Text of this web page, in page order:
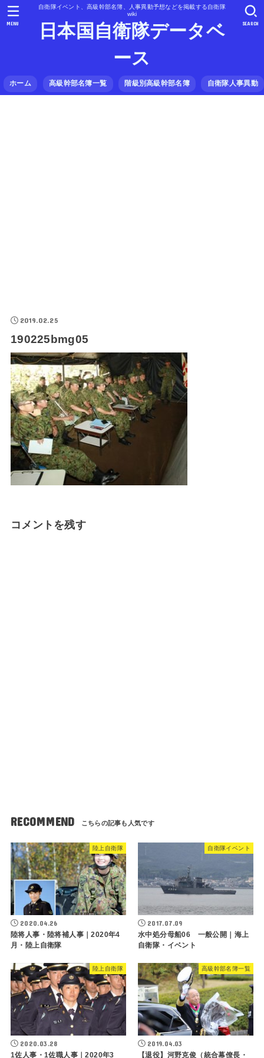
自衛隊イベント、高級幹部名簿、人事異動予想などを掲載する自衛隊
wiki
日本国自衛隊データベ
ース
ホーム 高級幹部名簿一覧 階級別高級幹部名簿 自衛隊人事異動
SEARCH
MENU
2019.02.25
190225bmg05
コメントを残す
RECOMMEND
陸上自衛隊
2020.04.26
陸将人事・陸将補人事｜2020年4
月・陸上自衛隊
自衛隊イベント
2017.07.09
水中処分母船06 一般公開｜海上
自衛隊・イベント
陸上自衛隊
2020.03.28
1佐人事・1佐職人事｜2020年3
高級幹部名簿一覧
2019.04.03
【退役】河野克俊（統合幕僚長・